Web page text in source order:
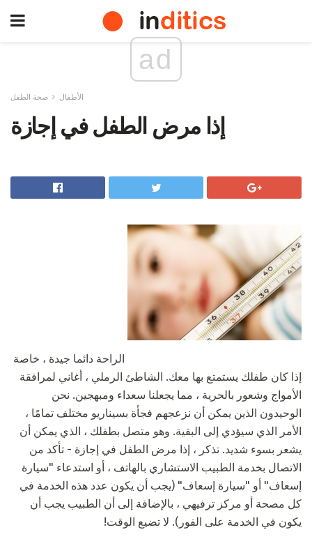
ad
الأطفال صحة الطفل
إذا مرض الطفل في إجازة
الراحة دائما جيدة ، خاصة
إذا كان طفلك يستمتع بها معك. الشاطئ الرملي ، أغاني لمرافقة
الأمواج وشعور بالحرية ، مما يجعلنا سعداء ومبهجين. نحن
الوحيدون الذين يمكن أن نزعجهم فجأة بسيناريو مختلف تمامًا ،
الأمر الذي سيؤدي إلى البقية. وهو متصل بطفلك ، الذي يمكن أن
يشعر بسوء شديد. تذكر ، إذا مرض الطفل في إجازة - تأكد من
الاتصال بخدمة الطبيب الاستشاري بالهاتف ، أو استدعاء "سيارة
إسعاف" أو "سيارة إسعاف" (يجب أن يكون عدد هذه الخدمة في
كل مصحة أو مركز ترفيهي ، بالإضافة إلى أن الطبيب يجب أن
يكون في الخدمة على الفور). لا تضيع الوقت!